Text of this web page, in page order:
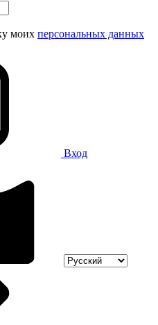
моих персональных данных
Вход